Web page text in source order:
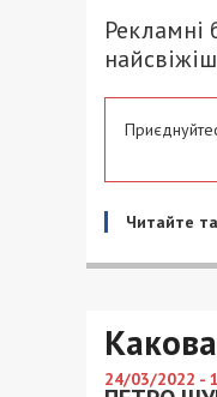
Читайте
24/03/2022 -